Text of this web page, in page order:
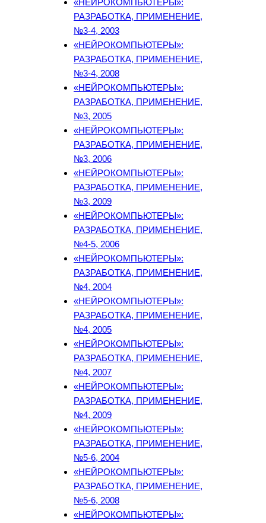
«НЕЙРОКОМПЬЮТЕРЫ»:
РАЗРАБОТКА, ПРИМЕНЕНИЕ,
№3-4, 2003
«НЕЙРОКОМПЬЮТЕРЫ»:
РАЗРАБОТКА, ПРИМЕНЕНИЕ,
№3-4, 2008
«НЕЙРОКОМПЬЮТЕРЫ»:
РАЗРАБОТКА, ПРИМЕНЕНИЕ,
№3, 2005
«НЕЙРОКОМПЬЮТЕРЫ»:
РАЗРАБОТКА, ПРИМЕНЕНИЕ,
№3, 2006
«НЕЙРОКОМПЬЮТЕРЫ»:
РАЗРАБОТКА, ПРИМЕНЕНИЕ,
№3, 2009
«НЕЙРОКОМПЬЮТЕРЫ»:
РАЗРАБОТКА, ПРИМЕНЕНИЕ,
№4-5, 2006
«НЕЙРОКОМПЬЮТЕРЫ»:
РАЗРАБОТКА, ПРИМЕНЕНИЕ,
№4, 2004
«НЕЙРОКОМПЬЮТЕРЫ»:
РАЗРАБОТКА, ПРИМЕНЕНИЕ,
№4, 2005
«НЕЙРОКОМПЬЮТЕРЫ»:
РАЗРАБОТКА, ПРИМЕНЕНИЕ,
№4, 2007
«НЕЙРОКОМПЬЮТЕРЫ»:
РАЗРАБОТКА, ПРИМЕНЕНИЕ,
№4, 2009
«НЕЙРОКОМПЬЮТЕРЫ»:
РАЗРАБОТКА, ПРИМЕНЕНИЕ,
№5-6, 2004
«НЕЙРОКОМПЬЮТЕРЫ»:
РАЗРАБОТКА, ПРИМЕНЕНИЕ,
№5-6, 2008
«НЕЙРОКОМПЬЮТЕРЫ»: